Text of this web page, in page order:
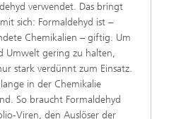
verwendet. Das bringt
sich: Formaldehyd ist –
Chemikalien – giftig. Um
Umwelt gering zu halten,
stark verdünnt zum Einsatz.
in der Chemikalie
So braucht Formaldehyd
Viren, den Auslöser der